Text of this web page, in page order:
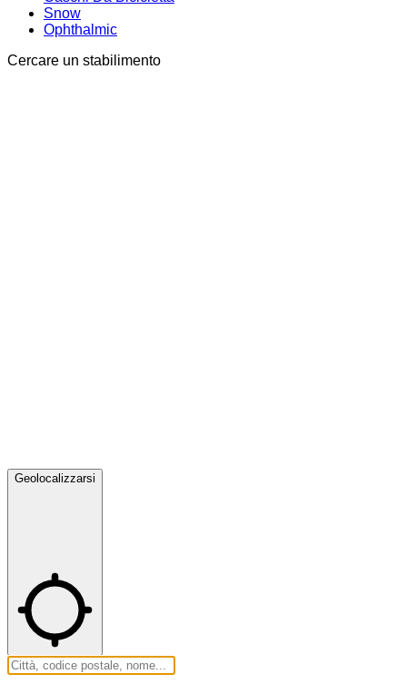
Snow
Ophthalmic
Cercare un stabilimento
Geolocalizzarsi